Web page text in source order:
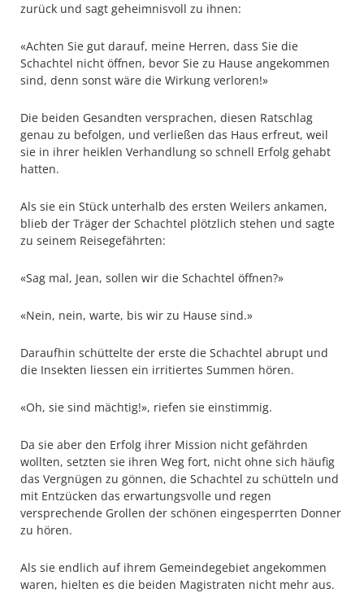
zurück und sagt geheimnisvoll zu ihnen:
«Achten Sie gut darauf, meine Herren, dass Sie die
Schachtel nicht öffnen, bevor Sie zu Hause angekommen
sind, denn sonst wäre die Wirkung verloren!»
Die beiden Gesandten versprachen, diesen Ratschlag
genau zu befolgen, und verließen das Haus erfreut, weil
sie in ihrer heiklen Verhandlung so schnell Erfolg gehabt
hatten.
Als sie ein Stück unterhalb des ersten Weilers ankamen,
blieb der Träger der Schachtel plötzlich stehen und sagte
zu seinem Reisegefährten:
«Sag mal, Jean, sollen wir die Schachtel öffnen?»
«Nein, nein, warte, bis wir zu Hause sind.»
Daraufhin schüttelte der erste die Schachtel abrupt und
die Insekten liessen ein irritiertes Summen hören.
«Oh, sie sind mächtig!», riefen sie einstimmig.
Da sie aber den Erfolg ihrer Mission nicht gefährden
wollten, setzten sie ihren Weg fort, nicht ohne sich häufig
das Vergnügen zu gönnen, die Schachtel zu schütteln und
mit Entzücken das erwartungsvolle und regen
versprechende Grollen der schönen eingesperrten Donner
zu hören.
Als sie endlich auf ihrem Gemeindegebiet angekommen
waren, hielten es die beiden Magistraten nicht mehr aus.